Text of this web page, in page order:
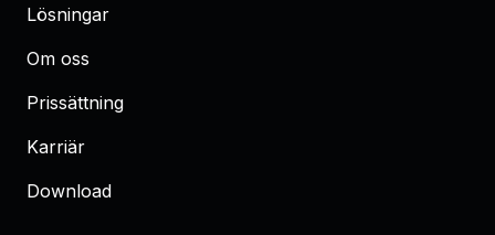
Lösningar
Om oss
Prissättning
Karriär
Download